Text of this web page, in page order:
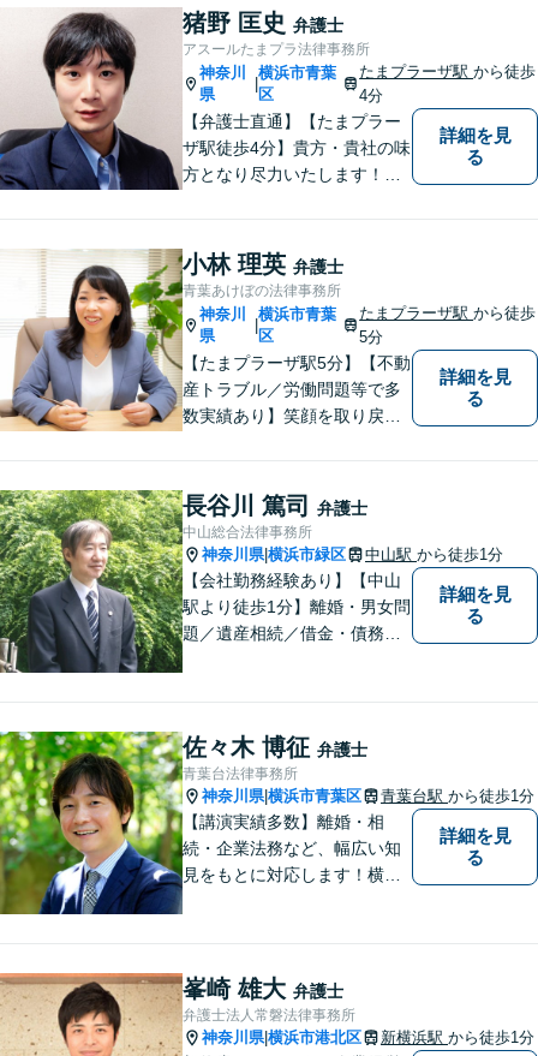
て問題解決を図る所存です。
法律上の問題に巻き込まれた
際は、お一人で悩まずにお気
軽にご相談ください。
猪野 匡史 弁護士
アスールたまプラ法律事務所
神奈川
県
|
横浜市青葉
区
たまプラーザ駅から徒歩
4分
【弁護士直通】【たまプラー
ザ駅徒歩4分】貴方・貴社の味
方となり尽力いたします！当
すのでまずはお気軽にご相談
ください。
詳細を見
る
小林 理英 弁護士
青葉あけぼの法律事務所
神奈川
県
|
横浜市青葉
区
たまプラーザ駅から徒歩
5分
【たまプラーザ駅5分】【不動
産トラブル／労働問題等で多
数実績あり】笑顔を取り戻す
い，一緒にベストな解決を考
えます。【契約時点での明朗
会計】
詳細を見
る
長谷川 篤司 弁護士
中山総合法律事務所
神奈川県|横浜市緑区 中山駅 から徒歩1分
【会社勤務経験あり】【中山
駅より徒歩1分】離婚・男女問
題／遺産相続／借金・債務整
る身近な問題を相談いただく
場所です。お気軽にご相談く
ださい。
詳細を見
る
佐々木 博征 弁護士
青葉台法律事務所
神奈川県|横浜市青葉区 青葉台駅 から徒歩1分
【講演実績多数】離婚・相
続・企業法務など、幅広い知
見をもとに対応します！横
り】負債総額数億円の倒産申
立ての実績あり【完全個室】
【青葉台駅1分】【複数弁護士
詳細を見
る
峯崎 雄大 弁護士
弁護士法人常磐法律事務所
神奈川県|横浜市港北区 新横浜駅 から徒歩1分